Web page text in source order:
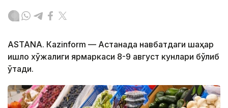
ASTANА. Кazinform — Астанада навбатдаги шаҳар
қишлоқ хўжалиги ярмаркаси 8-9 август кунлари бўлиб
ўтади.